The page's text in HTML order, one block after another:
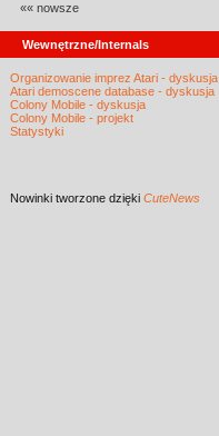
«« nowsze
Wewnętrzne/Internals
Organizowanie imprez Atari - dyskusja
Atari demoscene database - dyskusja
Colony Mobile - dyskusja
Colony Mobile - projekt
Statystyki
Nowinki tworzone dzięki CuteNews